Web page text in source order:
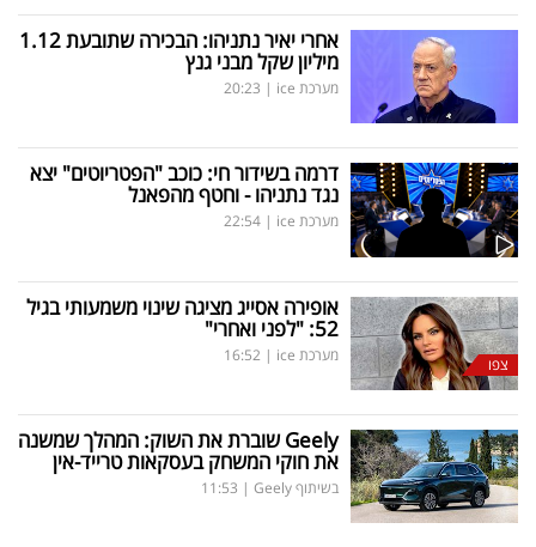
אחרי יאיר נתניהו: הבכירה שתובעת 1.12
מיליון שקל מבני גנץ
מערכת ice |
20:23
דרמה בשידור חי: כוכב "הפטריוטים" יצא
נגד נתניהו - וחטף מהפאנל
מערכת ice |
22:54
צפו
אופירה אסייג מציגה שינוי משמעותי בגיל
52: "לפני ואחרי"
מערכת ice |
16:52
Geelyשוברת את השוק: המהלך שמשנה
את חוקי המשחק בעסקאות טרייד-אין
בשיתוף Geely |
11:53